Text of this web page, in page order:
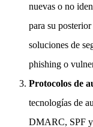
nuevas o no
para su
soluciones de
phishing o
Protocolos de
tecnologías de
DMARC, SPF